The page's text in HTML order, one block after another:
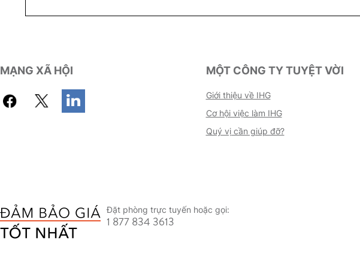
MẠNG XÃ HỘI MỘT CÔNG TY TUYỆT VỜI
Giới thiệu về IHG
Cơ hội việc làm IHG
Quý vị cần giúp đỡ?
Đặt phòng trực tuyến hoặc gọi:
1 877 834 3613